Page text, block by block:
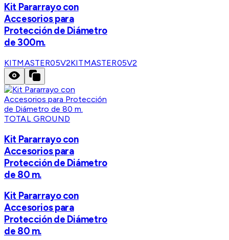
Kit Pararrayo con
Accesorios para
Protección de Diámetro
de 300m.
KITMASTER05V2KITMASTER05V2
TOTAL GROUND
Kit Pararrayo con
Accesorios para
Protección de Diámetro
de 80 m.
Kit Pararrayo con
Accesorios para
Protección de Diámetro
de 80 m.